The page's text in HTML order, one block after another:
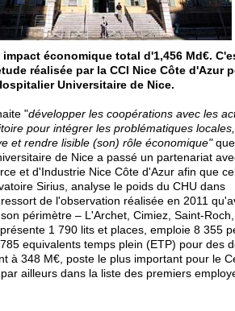
impact économique total d'1,456 Md€.
réalisée par la CCI Nice Côte d'Azur
Universitaire de Nice.
"développer les coopérations avec les
pour intégrer les problématiques
et rendre lisible (son) rôle économique"
de Nice a passé un partenariat
et d'Industrie Nice Côte d'Azur afin que
Sirius, analyse le poids du CHU dans
de l'observation réalisée en 2011
périmètre – L'Archet, Cimiez, Saint-
1 790 lits et places, emploie 8 355
equivalents temps plein (ETP) pour des
à 348 M€, poste le plus important pour le
ailleurs dans la liste des premiers